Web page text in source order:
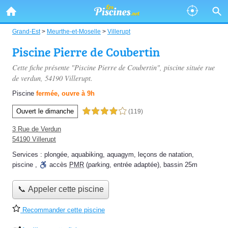
Grand-Est> Meurthe-et-Moselle > Villerupt
Piscine Pierre de Coubertin
Cette fiche présente "Piscine Pierre de Coubertin", piscine située rue
de verdun, 54190 Villerupt.
Piscine fermée, ouvre à 9h
Ouvert le dimanche 4,0 étoiles sur 5 (119)
3 Rue de Verdun
54190 Villerupt
Services : plongée, aquabiking, aquagym, leçons de natation,
piscine , accès PMR (parking, entrée adaptée), bassin 25m
📞 Appeler cette piscine
Recommander cette piscine